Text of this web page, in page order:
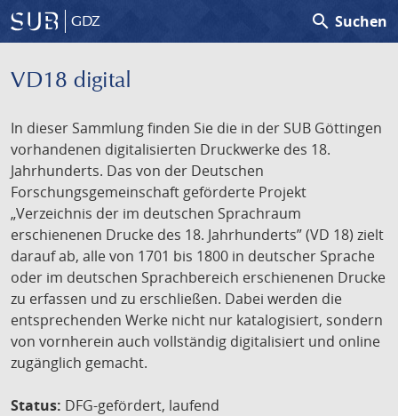
GDZ search Suchen
VD18 digital
In dieser Sammlung finden Sie die in der SUB Göttingen
vorhandenen digitalisierten Druckwerke des 18.
Jahrhunderts. Das von der Deutschen
Forschungsgemeinschaft geförderte Projekt
„Verzeichnis der im deutschen Sprachraum
erschienenen Drucke des 18. Jahrhunderts” (VD 18) zielt
darauf ab, alle von 1701 bis 1800 in deutscher Sprache
oder im deutschen Sprachbereich erschienenen Drucke
zu erfassen und zu erschließen. Dabei werden die
entsprechenden Werke nicht nur katalogisiert, sondern
von vornherein auch vollständig digitalisiert und online
zugänglich gemacht.
Status: DFG-gefördert, laufend